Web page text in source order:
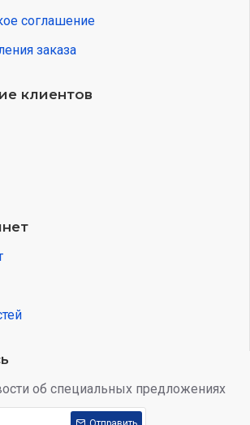
соглашение
заказа
клиентов
об специальных предложениях